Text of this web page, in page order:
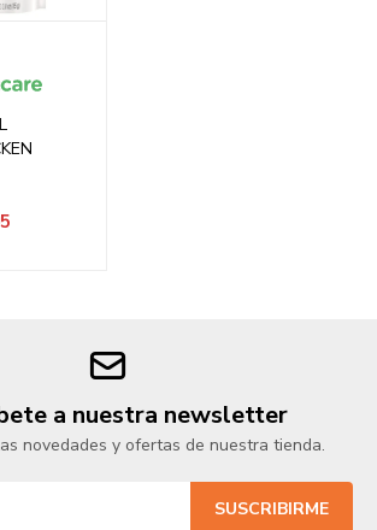
a nuestra newsletter
novedades y ofertas de nuestra tienda.
SUSCRIBIRME